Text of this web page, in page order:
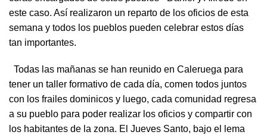
este caso. Así realizaron un reparto de los oficios de esta
semana y todos los pueblos pueden celebrar estos días
tan importantes.
Todas las mañanas se han reunido en Caleruega para
tener un taller formativo de cada día, comen todos juntos
con los frailes dominicos y luego, cada comunidad regresa
a su pueblo para poder realizar los oficios y compartir con
los habitantes de la zona. El Jueves Santo, bajo el lema